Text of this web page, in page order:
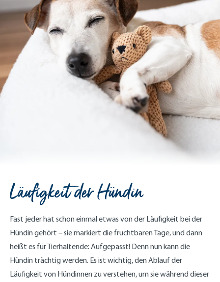
Läufigkeit der Hündin
Fast jeder hat schon einmal etwas von der Läufigkeit bei der
Hündin gehört – sie markiert die fruchtbaren Tage, und dann
heißt es für Tierhaltende: Aufgepasst! Denn nun kann die
Hündin trächtig werden. Es ist wichtig, den Ablauf der
Läufigkeit von Hündinnen zu verstehen, um sie während dieser